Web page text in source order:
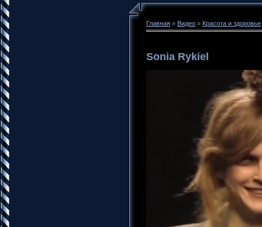
Главная » Видео » Красота и здоровье
Sonia Rykiel